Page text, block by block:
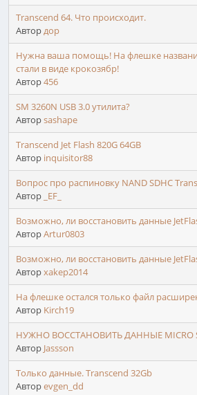
Transcend 64. Что происходит.
Автордор
Нужна ваша помощь! На флешке
стали в виде крокозябр!
Автор456
SM 3260N USB 3.0 утилита?
Авторsashape
Transcend Jet Flash 820G 64GB
Автор inquisitor88
Вопрос про распиновку NAND SDHC
Автор _EF_
Возможно, ли восстановить данные
АвторArtur0803
Возможно, ли восстановить данные
Авторxakep2014
На флешке остался только файл
Автор Kirch19
НУЖНО ВОССТАНОВИТЬ ДАННЫЕ MICRO
Автор Jassson
Только данные. Transcend 32Gb
Авторevgen_dd